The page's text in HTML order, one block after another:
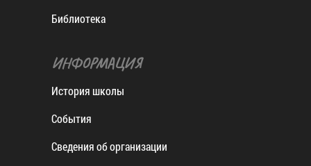
Библиотека
ИНФОРМАЦИЯ
История школы
События
Сведения об организации